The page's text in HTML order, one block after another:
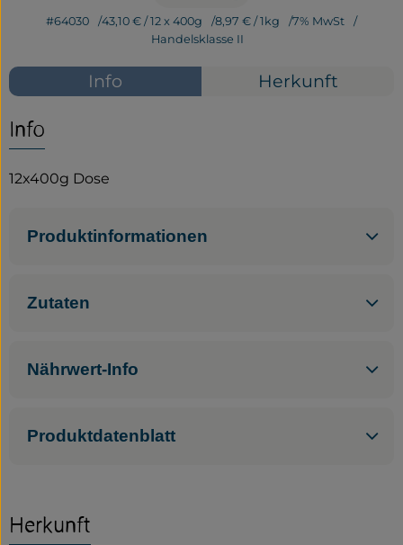
Neues vom Hof
#64030 43,10 € / 12 x 400g 8,97 € / 1kg
7% MwSt
Handelsklasse II
Info Herkunft
Info
12x400g Dose
Produktinformationen
Zutaten
Nährwert-Info
Produktdatenblatt
Herkunft